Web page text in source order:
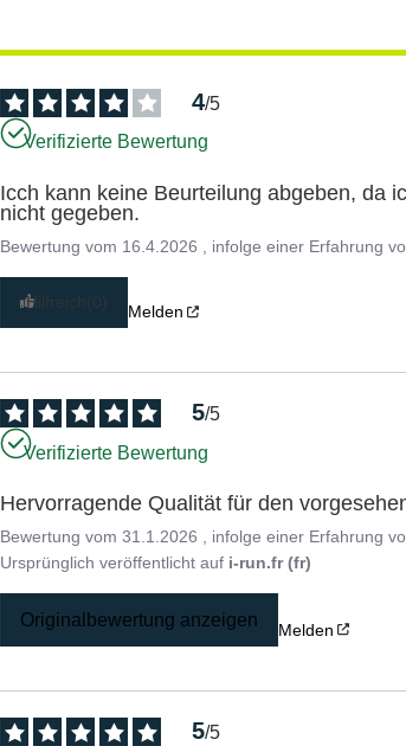
4/5
Verifizierte Bewertung
Icch kann keine Beurteilung abgeben, da
nicht gegeben.
Bewertung vom 16.4.2026 , infolge einer Erfahrung
Hilfreich(0) Melden
5/5
Verifizierte Bewertung
Hervorragende Qualität für den
Bewertung vom31.1.2026 , infolge einer Erfahrung
Ursprünglich veröffentlicht auf i-run.fr (fr)
Originalbewertung anzeigen Melden
5/5